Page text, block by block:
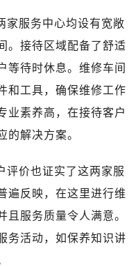
家服务中心均设有宽敞
。接待区域配备了舒适
等待时休息。维修车间
和工具，确保维修工作
业素养高，在接待客户
的解决方案。
评价也证实了这两家服
遍反映，在这里进行维
且服务质量令人满意。
务活动，如保养知识讲